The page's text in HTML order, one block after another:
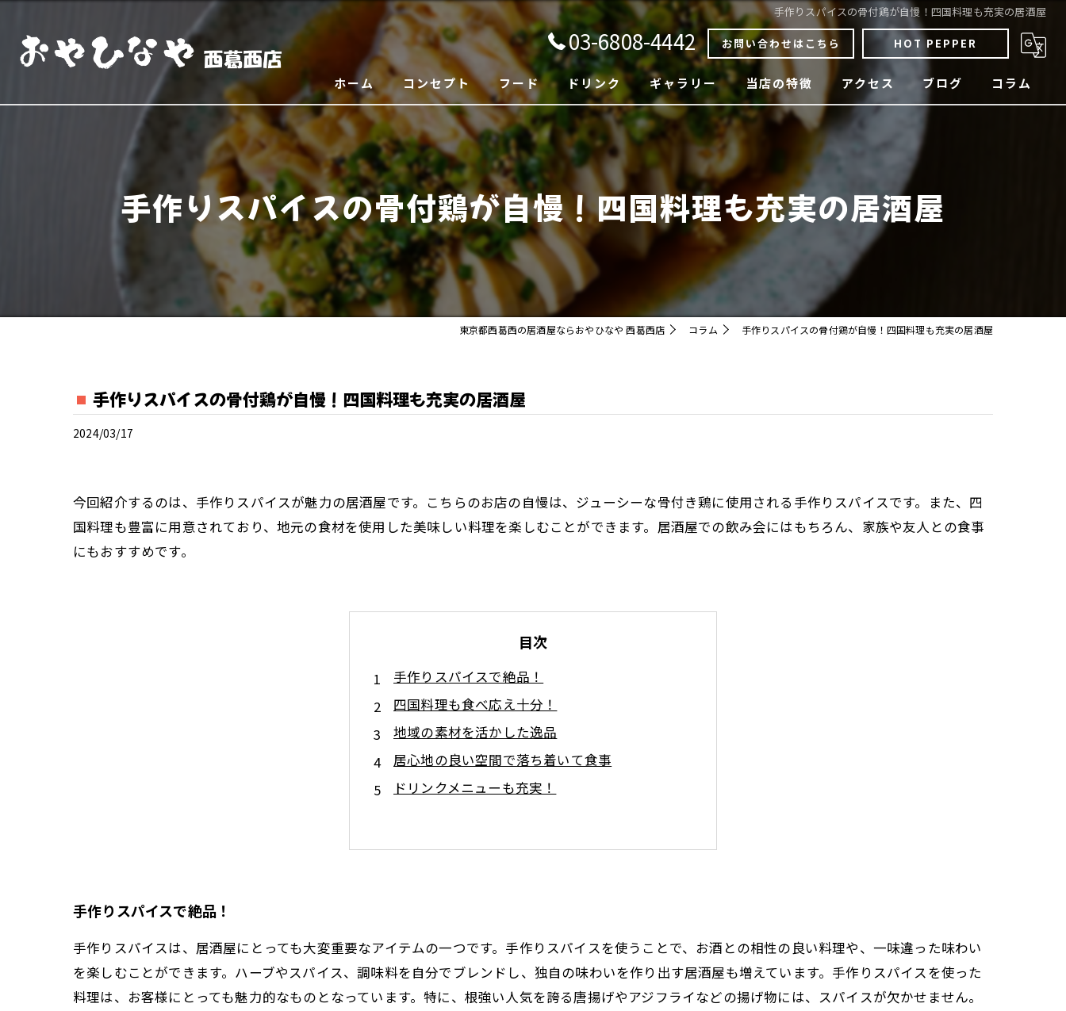
手作りスパイスの骨付鶏が自慢！四国料理も充実の居酒屋
03-6808-4442 お問い合わせはこちら HOT PEPPER
ホーム コンセプト フード ドリンク ギャラリー 当店の特徴
焼鳥
四国料理
宴会
アクセス ブログ コラム
手作りスパイスの骨付鶏が自慢！四国料理も充実の居酒屋
東京都西葛西の居酒屋ならおやひなや 西葛西店 コラム 手作りスパイスの骨付鶏が自慢！四国料理も充実の居酒屋
手作りスパイスの骨付鶏が自慢！四国料理も充実の居酒屋
2024/03/17
今回紹介するのは、手作りスパイスが魅力の居酒屋です。こちらのお店の自慢は、ジューシーな骨付き鶏に使用される手作りスパイスです。また、四
国料理も豊富に用意されており、地元の食材を使用した美味しい料理を楽しむことができます。居酒屋での飲み会にはもちろん、家族や友人との食事
にもおすすめです。
目次
手作りスパイスで絶品！
四国料理も食べ応え十分！
地域の素材を活かした逸品
居心地の良い空間で落ち着いて食事
ドリンクメニューも充実！
手作りスパイスで絶品！
手作りスパイスは、居酒屋にとっても大変重要なアイテムの一つです。手作りスパイスを使うことで、お酒との相性の良い料理や、一味違った味わい
を楽しむことができます。ハーブやスパイス、調味料を自分でブレンドし、独自の味わいを作り出す居酒屋も増えています。手作りスパイスを使った
料理は、お客様にとっても魅力的なものとなっています。特に、根強い人気を誇る唐揚げやアジフライなどの揚げ物には、スパイスが欠かせません。